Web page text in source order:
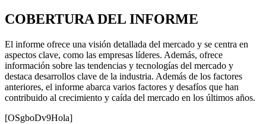
COBERTURA DEL INFORME
El informe ofrece una visión detallada del mercado y se centra en
aspectos clave, como las empresas líderes. Además, ofrece
información sobre las tendencias y tecnologías del mercado y
destaca desarrollos clave de la industria. Además de los factores
anteriores, el informe abarca varios factores y desafíos que han
contribuido al crecimiento y caída del mercado en los últimos años.
[OSgboDv9Hola]